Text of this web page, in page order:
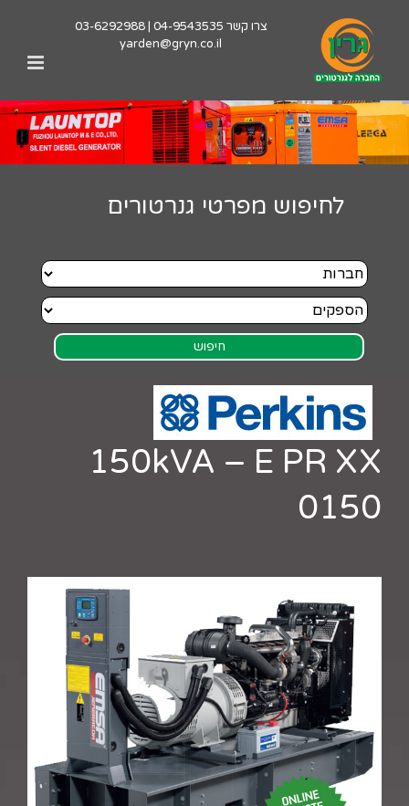
צרו קשר 04-9543535
|
03-6292988
yarden@gryn.co.il
לחיפוש מפרטי גנרטורים
150kVA – E PR XX
0150